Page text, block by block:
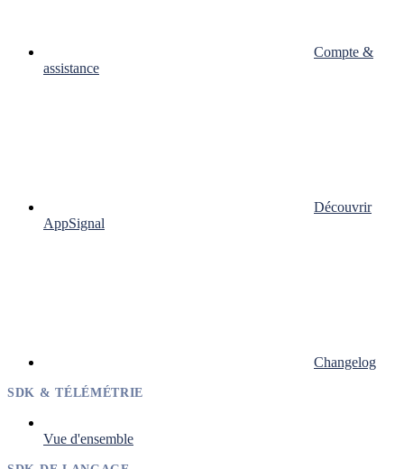
Compte &
assistance
Découvrir
AppSignal
Changelog
SDK & TÉLÉMÉTRIE
Vue d'ensemble